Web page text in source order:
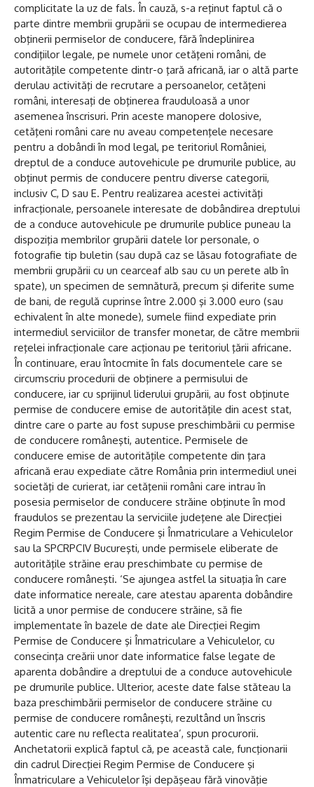
complicitate la uz de fals. În cauză, s-a reţinut faptul că o
parte dintre membrii grupării se ocupau de intermedierea
obţinerii permiselor de conducere, fără îndeplinirea
condiţiilor legale, pe numele unor cetăţeni români, de
autorităţile competente dintr-o ţară africană, iar o altă parte
derulau activităţi de recrutare a persoanelor, cetăţeni
români, interesaţi de obţinerea frauduloasă a unor
asemenea înscrisuri. Prin aceste manopere dolosive,
cetăţeni români care nu aveau competenţele necesare
pentru a dobândi în mod legal, pe teritoriul României,
dreptul de a conduce autovehicule pe drumurile publice, au
obţinut permis de conducere pentru diverse categorii,
inclusiv C, D sau E. Pentru realizarea acestei activităţi
infracţionale, persoanele interesate de dobândirea dreptului
de a conduce autovehicule pe drumurile publice puneau la
dispoziţia membrilor grupării datele lor personale, o
fotografie tip buletin (sau după caz se lăsau fotografiate de
membrii grupării cu un cearceaf alb sau cu un perete alb în
spate), un specimen de semnătură, precum şi diferite sume
de bani, de regulă cuprinse între 2.000 şi 3.000 euro (sau
echivalent în alte monede), sumele fiind expediate prin
intermediul serviciilor de transfer monetar, de către membrii
reţelei infracţionale care acţionau pe teritoriul ţării africane.
În continuare, erau întocmite în fals documentele care se
circumscriu procedurii de obţinere a permisului de
conducere, iar cu sprijinul liderului grupării, au fost obţinute
permise de conducere emise de autorităţile din acest stat,
dintre care o parte au fost supuse preschimbării cu permise
de conducere româneşti, autentice. Permisele de
conducere emise de autorităţile competente din ţara
africană erau expediate către România prin intermediul unei
societăţi de curierat, iar cetăţenii români care intrau în
posesia permiselor de conducere străine obţinute în mod
fraudulos se prezentau la serviciile judeţene ale Direcţiei
Regim Permise de Conducere şi Înmatriculare a Vehiculelor
sau la SPCRPCIV Bucureşti, unde permisele eliberate de
autorităţile străine erau preschimbate cu permise de
conducere româneşti. ‘Se ajungea astfel la situaţia în care
date informatice nereale, care atestau aparenta dobândire
licită a unor permise de conducere străine, să fie
implementate în bazele de date ale Direcţiei Regim
Permise de Conducere şi Înmatriculare a Vehiculelor, cu
consecinţa creării unor date informatice false legate de
aparenta dobândire a dreptului de a conduce autovehicule
pe drumurile publice. Ulterior, aceste date false stăteau la
baza preschimbării permiselor de conducere străine cu
permise de conducere româneşti, rezultând un înscris
autentic care nu reflecta realitatea’, spun procurorii.
Anchetatorii explică faptul că, pe această cale, funcţionarii
din cadrul Direcţiei Regim Permise de Conducere şi
Înmatriculare a Vehiculelor îşi depăşeau fără vinovăţie